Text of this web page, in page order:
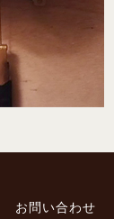
お問い合わせ